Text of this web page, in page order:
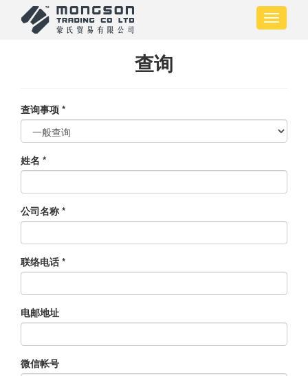
Toggle
查询
查询事项 *
姓名 *
公司名称 *
联络电话 *
电邮地址
微信帐号